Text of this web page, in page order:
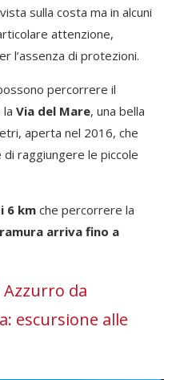
sulla costa ma in alcuni
attenzione,
l’assenza di protezioni.
percorrere il
Via del Mare, una bella
aperta nel 2016, che
raggiungere le piccole
6 kmche percorrere la
arriva fino a
da
escursione alle